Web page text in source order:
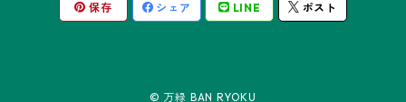
friedrichii LB 2178
キリンドロオプンチア属
ユーフォルビア属
保存 シェア LINE ポスト
© 万緑 BAN RYOKU